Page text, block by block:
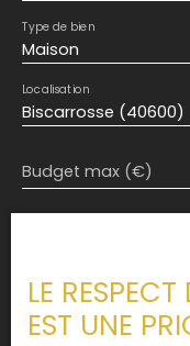
Maison
Type de bien
Biscarrosse (40600)
Localisation
Budget max (€)
Pièces min
LE
EST UNE